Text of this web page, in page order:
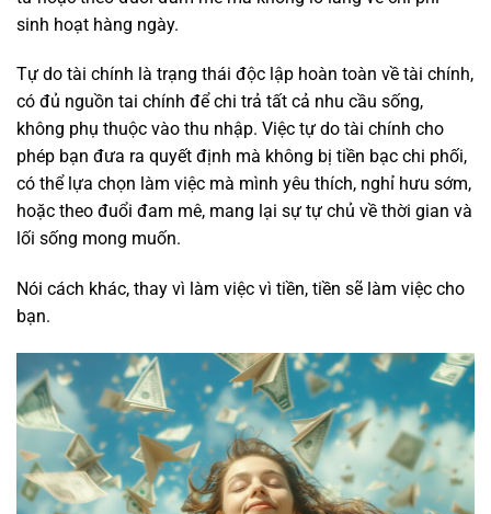
sinh hoạt hàng ngày.
Tự do tài chính là trạng thái độc lập hoàn toàn về tài chính,
có đủ nguồn tai chính để chi trả tất cả nhu cầu sống,
không phụ thuộc vào thu nhập. Việc tự do tài chính cho
phép bạn đưa ra quyết định mà không bị tiền bạc chi phối,
có thể lựa chọn làm việc mà mình yêu thích, nghỉ hưu sớm,
hoặc theo đuổi đam mê, mang lại sự tự chủ về thời gian và
lối sống mong muốn.
Nói cách khác, thay vì làm việc vì tiền, tiền sẽ làm việc cho
bạn.